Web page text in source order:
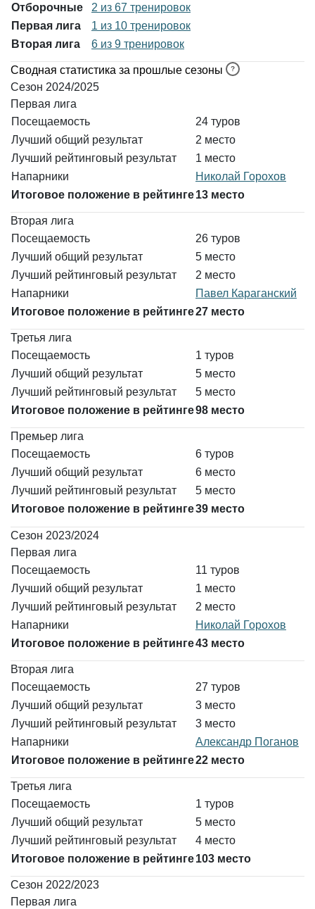
Отборочные
2 из 67 тренировок
Первая лига
1 из 10 тренировок
Вторая лига
6 из 9 тренировок
Сводная статистика за прошлые сезоны
Сезон 2024/2025
Первая лига
Посещаемость
24 туров
Лучший общий результат
2 место
Лучший рейтинговый результат
1 место
Напарники
Николай Горохов
Итоговое положение в рейтинге13 место
Вторая лига
Посещаемость
26 туров
Лучший общий результат
5 место
Лучший рейтинговый результат
2 место
Напарники
Павел Караганский
Итоговое положение в рейтинге27 место
Третья лига
Посещаемость
1 туров
Лучший общий результат
5 место
Лучший рейтинговый результат
5 место
Итоговое положение в рейтинге98 место
Премьер лига
Посещаемость
6 туров
Лучший общий результат
6 место
Лучший рейтинговый результат
5 место
Итоговое положение в рейтинге39 место
Сезон 2023/2024
Первая лига
Посещаемость
11 туров
Лучший общий результат
1 место
Лучший рейтинговый результат
2 место
Напарники
Николай Горохов
Итоговое положение в рейтинге43 место
Вторая лига
Посещаемость
27 туров
Лучший общий результат
3 место
Лучший рейтинговый результат
3 место
Напарники
Александр Поганов
Итоговое положение в рейтинге22 место
Третья лига
Посещаемость
1 туров
Лучший общий результат
5 место
Лучший рейтинговый результат
4 место
Итоговое положение в рейтинге103 место
Сезон 2022/2023
Первая лига